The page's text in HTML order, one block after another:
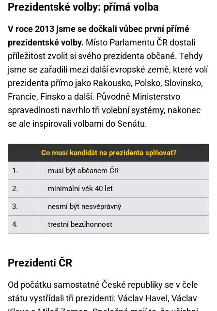
Prezidentské volby: přímá volba
V roce 2013 jsme se dočkali vůbec první přímé
prezidentské volby. Místo Parlamentu ČR dostali
příležitost zvolit si svého prezidenta občané. Tehdy
jsme se zařadili mezi další evropské země, které volí
prezidenta přímo jako Rakousko, Polsko, Slovinsko,
Francie, Finsko a další. Původně Ministerstvo
spravedlnosti navrhlo tři volební systémy, nakonec
se ale inspirovali volbami do Senátu.
Co musí kandidát na prezidenta splňovat?
1. musí být občanem ČR
2. minimální věk 40 let
3. nesmí být nesvéprávný
4. trestní bezúhonnost
Prezidenti ČR
Od počátku samostatné České republiky se v čele
státu vystřídali tři prezidenti: Václav Havel, Václav